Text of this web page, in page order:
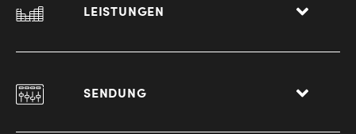
LEISTUNGEN
SENDUNG